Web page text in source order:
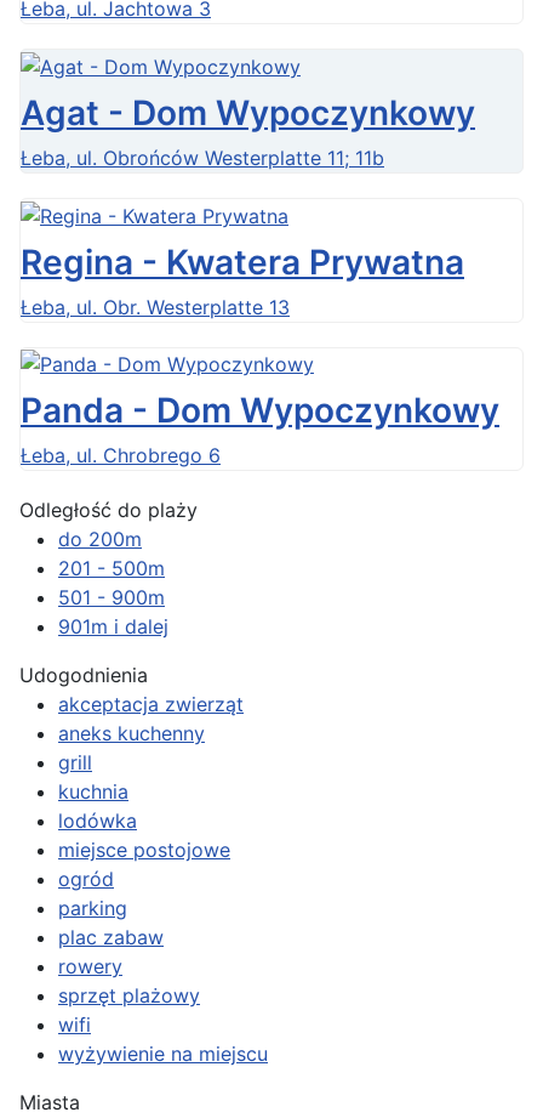
Łeba, ul. Jachtowa 3
Agat - Dom Wypoczynkowy
Łeba, ul. Obrońców Westerplatte 11; 11b
Regina - Kwatera Prywatna
Łeba, ul. Obr. Westerplatte 13
Panda - Dom Wypoczynkowy
Łeba, ul. Chrobrego 6
Odległość do plaży
do 200m
201 - 500m
501 - 900m
901m i dalej
Udogodnienia
akceptacja zwierząt
aneks kuchenny
grill
kuchnia
lodówka
miejsce postojowe
ogród
parking
plac zabaw
rowery
sprzęt plażowy
wifi
wyżywienie na miejscu
Miasta